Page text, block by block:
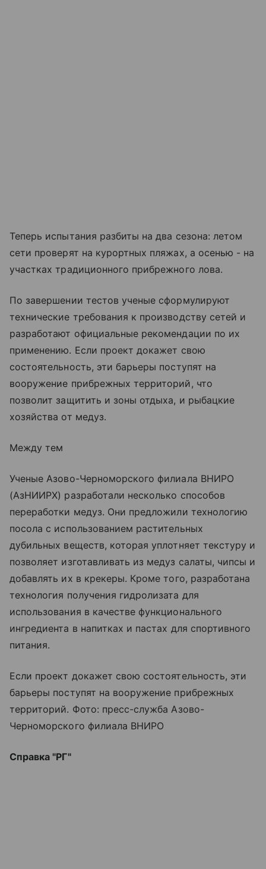
Теперь испытания разбиты на два сезона: летом
сети проверят на курортных пляжах, а осенью - на
участках традиционного прибрежного лова.
По завершении тестов ученые сформулируют
технические требования к производству сетей и
разработают официальные рекомендации по их
применению. Если проект докажет свою
состоятельность, эти барьеры поступят на
вооружение прибрежных территорий, что
позволит защитить и зоны отдыха, и рыбацкие
хозяйства от медуз.
Между тем
Ученые Азово-Черноморского филиала ВНИРО
(АзНИИРХ) разработали несколько способов
переработки медуз. Они предложили технологию
посола с использованием растительных
дубильных веществ, которая уплотняет текстуру и
позволяет изготавливать из медуз салаты, чипсы и
добавлять их в крекеры. Кроме того, разработана
технология получения гидролизата для
использования в качестве функционального
ингредиента в напитках и пастах для спортивного
питания.
Если проект докажет свою состоятельность, эти
барьеры поступят на вооружение прибрежных
территорий. Фото: пресс-служба Азово-
Черноморского филиала ВНИРО
Справка "РГ"